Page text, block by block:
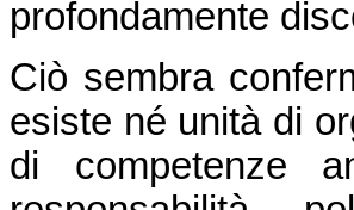
profondamente
Ciò sembra
esiste né unità di
di competenze